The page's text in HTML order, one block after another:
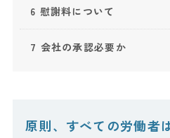
6 慰謝料について
7 会社の承認必要か
原則、すべての労働者